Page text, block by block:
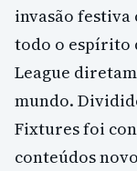
invasão festiva
todo o espírito
League
mundo.
Fixtures foi
conteúdos